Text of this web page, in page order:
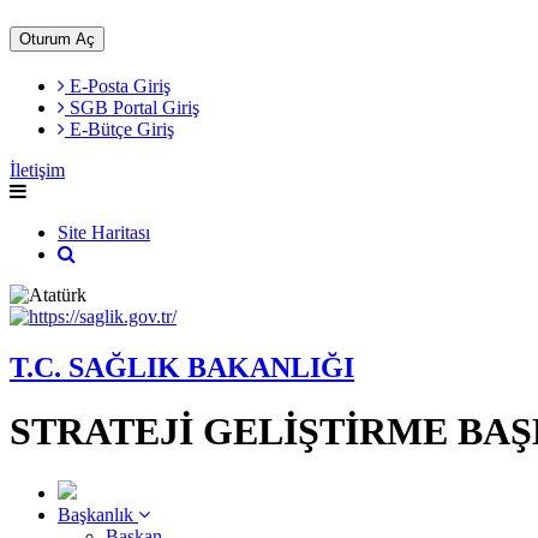
Oturum Aç
E-Posta Giriş
SGB Portal Giriş
E-Bütçe Giriş
İletişim
Site Haritası
T.C. SAĞLIK BAKANLIĞI
STRATEJİ GELİŞTİRME
Başkanlık